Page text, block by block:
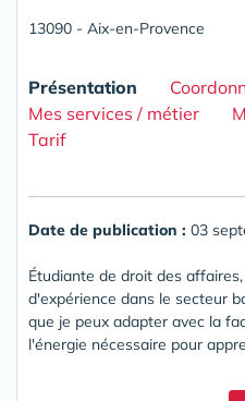
13090 - Aix-en-Provence
Présentation
Mes services / métier
Tarif
Date de publication : 03
Étudiante de droit des
d'expérience dans le secteur
que je peux adapter avec la
l'énergie nécessaire pour